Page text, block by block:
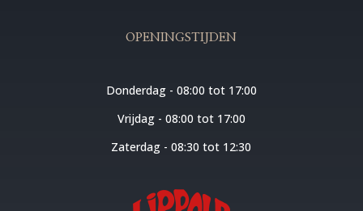
OPENINGSTIJDEN
Donderdag - 08:00 tot 17:00
Vrijdag - 08:00 tot 17:00
Zaterdag - 08:30 tot 12:30